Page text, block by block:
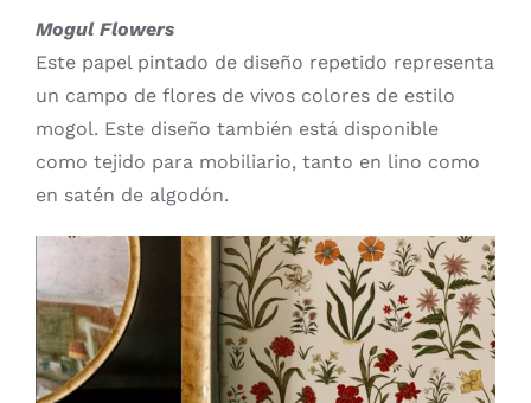
Mogul Flowers
Este papel pintado de diseño repetido representa
un campo de flores de vivos colores de estilo
mogol. Este diseño también está disponible
como tejido para mobiliario, tanto en lino como
en satén de algodón.